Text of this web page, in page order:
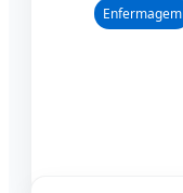
Enfermagem